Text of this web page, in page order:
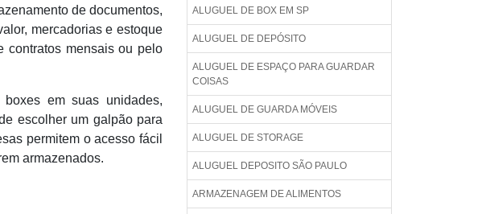
de documentos,
mercadorias e estoque
contratos mensais ou pelo
boxes em suas unidades,
escolher um galpão para
permitem o acesso fácil
armazenados.
ALUGUEL DE BOX EM SP
ALUGUEL DE DEPÓSITO
ALUGUEL DE ESPAÇO PARA GUARDAR
COISAS
ALUGUEL DE GUARDA MÓVEIS
ALUGUEL DE STORAGE
ALUGUEL DEPOSITO SÃO PAULO
ARMAZENAGEM DE ALIMENTOS